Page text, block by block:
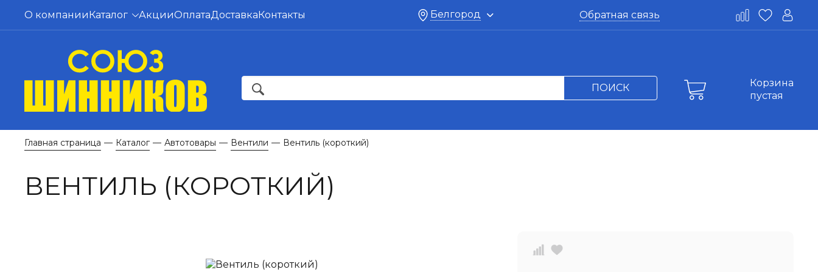
О компанииКаталог АкцииОплатаДоставкаКонтакты Белгород Обратная связь
ПОИСК
Корзина
пустая
Главная страница — Каталог — Автотовары — Вентили — Вентиль (короткий)
ВЕНТИЛЬ (КОРОТКИЙ)